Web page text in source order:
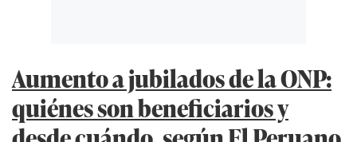
Aumento a jubilados de la ONP:
quiénes son beneficiarios y